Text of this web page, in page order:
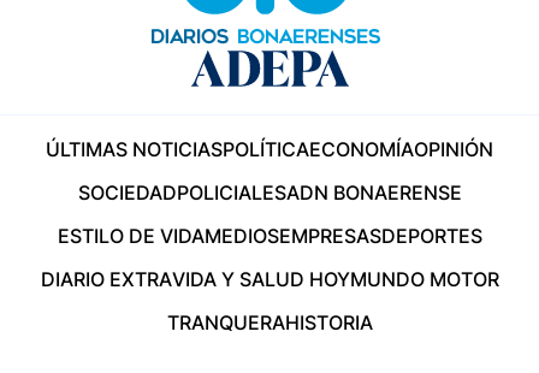
ÚLTIMAS NOTICIASPOLÍTICAECONOMÍAOPINIÓN
SOCIEDADPOLICIALESADN BONAERENSE
ESTILO DE VIDAMEDIOSEMPRESASDEPORTES
DIARIO EXTRAVIDA Y SALUD HOYMUNDO MOTOR
TRANQUERAHISTORIA